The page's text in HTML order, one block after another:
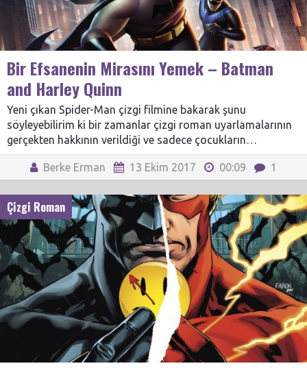
Bir Efsanenin Mirasını Yemek – Batman
and Harley Quinn
Yeni çıkan Spider-Man çizgi filmine bakarak şunu
söyleyebilirim ki bir zamanlar çizgi roman uyarlamalarının
gerçekten hakkının verildiği ve sadece çocukların…
Berke Erman 13 Ekim 2017 00:09 1
Çizgi Roman